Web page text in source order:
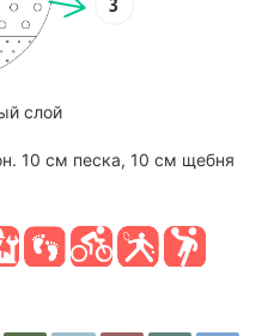
слой
10 см песка, 10 см щебня